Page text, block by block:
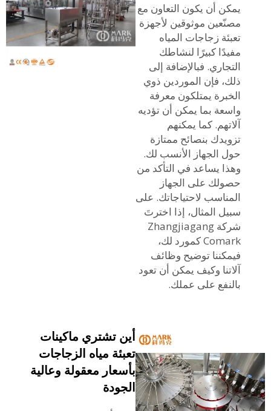
يمكن أن يكون التعاون مع
مصنّعين موثوقين لأجهزة
تعبئة زجاجات المياه
مفيدًا كبيرًا لنشاطك
التجاري. فبالإضافة إلى
ذلك، فإن الموردين ذوي
الخبرة يمتلكون معرفة
واسعة بما يمكن أن تؤديه
آلاتهم. كما يمكنهم
تزويدك بنصائح ممتازة
حول الجهاز الأنسب لك.
وهذا يساعد في التأكد من
حصولك على الجهاز
المناسب لاحتياجاتك. على
سبيل المثال، إذا اخترتَ
شركة Zhangjiagang
Comark كمورد لك،
فيمكننا توضيح وظائف
آلاتنا وكيف يمكن أن تعود
بالنفع على عملك.
أين تشتري ماكينات
تعبئة مياه الزجاجات
بأسعار معقولة وعالية
الجودة